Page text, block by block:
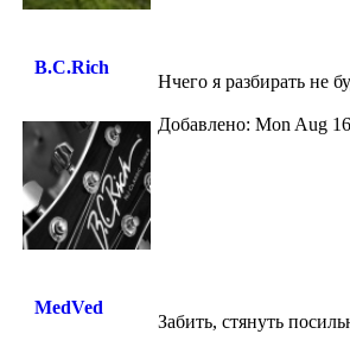
B.C.Rich
Нчего я разбирать не
Добавлено: Mon Aug
MedVed
Забить, стянуть